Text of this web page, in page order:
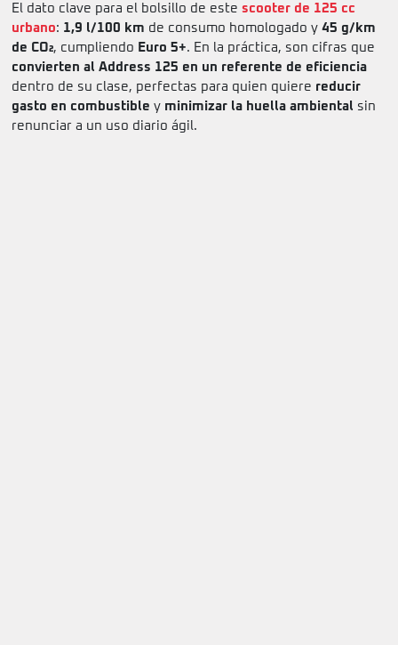
El dato clave para el bolsillo de este scooter de 125 cc
urbano: 1,9 l/100 km de consumo homologado y 45 g/km
de CO₂, cumpliendo Euro 5+. En la práctica, son cifras que
convierten al Address 125 en un referente de eficiencia
dentro de su clase, perfectas para quien quiere reducir
gasto en combustible y minimizar la huella ambiental sin
renunciar a un uso diario ágil.